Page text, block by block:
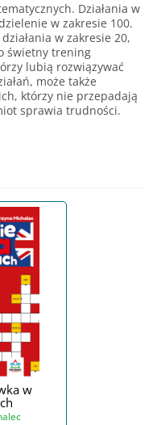
Działania w
w zakresie 100.
w zakresie 20,
świetny trening
lubią rozwiązywać
może także
którzy nie przepadają
sprawia trudności.
w